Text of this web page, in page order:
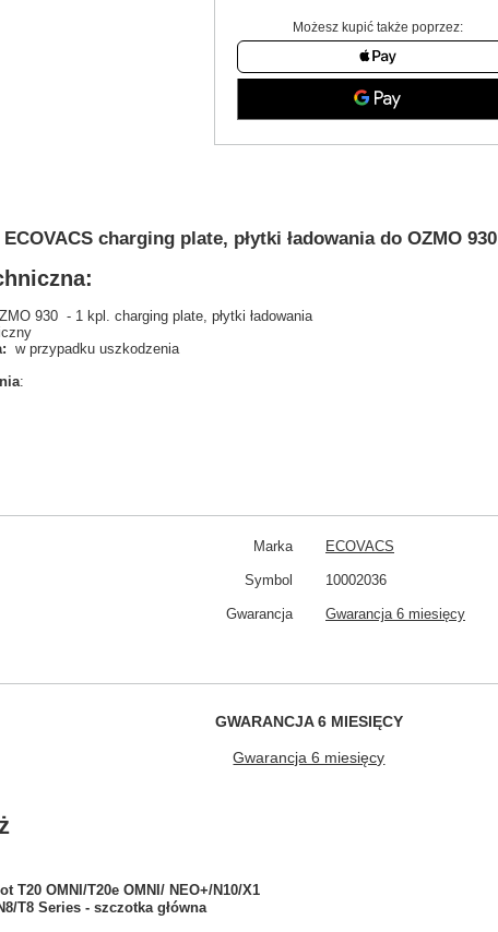
Możesz kupić także poprzez:
charging plate, płytki ładowania do OZMO 930
930 - 1 kpl. charging plate, płytki ładowania
w przypadku uszkodzenia
:
Marka ECOVACS
Symbol 10002036
Gwarancja Gwarancja 6 miesięcy
GWARANCJA 6 MIESIĘCY
Gwarancja 6 miesięcy
T20 OMNI/T20e OMNI/ NEO+/N10/X1
T8 Series - szczotka główna